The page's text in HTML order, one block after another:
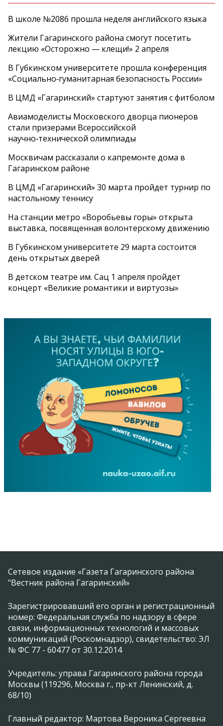
В школе №2086 прошла неделя английского языка
Жители Гагаринского района смогут посетить
лекцию «Осторожно — клещи!» 2 апреля
В Губкинском университете прошла конференция
«Социально‑гуманитарная безопасность России»
В ЦМД «Гагаринский» стартуют занятия с фитболом
Авиамоделисты Московского дворца пионеров
стали призерами Всероссийской
научно‑технической олимпиады
Москвичам рассказали о капремонте дома в
Гагаринском районе
В ЦМД «Гагаринский» 30 марта пройдет турнир по
настольному теннису
На станции метро «Воробьевы горы» открыта
выставка, посвященная волонтерскому движению
В Губкинском университете 29 марта состоится
день открытых дверей
В детском театре им. Сац 1 апреля пройдет
концерт «Великие романтики и виртуозы»
Сетевое издание «Газета Гагаринского района
"Вестник района Гагаринский»
Зарегистрировавший его орган и регистрационный
номер: Федеральная служба по надзору в сфере
связи, информационных технологий и массовых
коммуникаций (Роскомнадзор), свидетельство: ЭЛ
№ ФС 77 - 60477 от 30.12.2014
Учредитель: управа Гагаринского района города
Москвы (119296, Москва г., пр-кт Ленинский, д.
68/10)
Главный редактор: Мартова Вероника Сергеевна